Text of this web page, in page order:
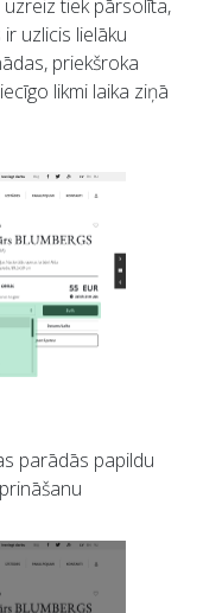
uzreiz tiek pārsolīta,
uzlicis lielāku
priekšroka
likmi laika ziņā
parādās papildu